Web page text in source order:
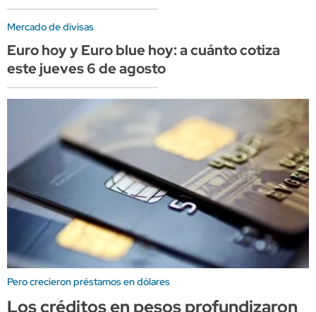
Mercado de divisas
Euro hoy y Euro blue hoy: a cuánto cotiza
este jueves 6 de agosto
Pero crecieron préstamos en dólares
Los créditos en pesos profundizaron